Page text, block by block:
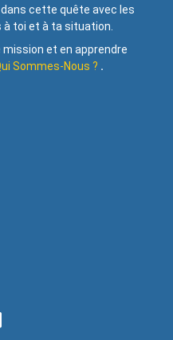
cette quête avec les
toi et à ta situation.
et en apprendre
Sommes-Nous ? .